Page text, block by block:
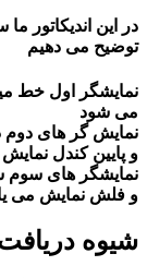
در این اندیکاتور
توضیح می دهیم
نمایشگر اول خط
می شود
نمایش گر های دوم
و پایین کندل نمایش
نمایشگر های سوم
و فلش نمایش می
شیوه